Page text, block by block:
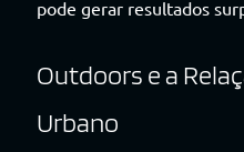
pode gerar resultados
Outdoors e a
Urbano